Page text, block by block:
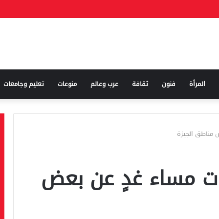
المرأة فنون ثقافة عرب وعالم منوعات تعليم وجامعات
8 ساعات مساء غدٍ عن بعض